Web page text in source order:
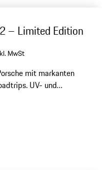
– Limited Edition
MwSt
mit markanten
UV- und